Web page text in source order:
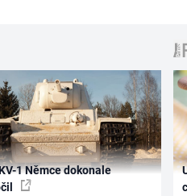
1 Němce dokonale